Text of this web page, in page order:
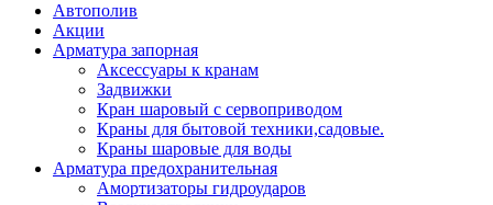
Автополив
Акции
Арматура запорная
Аксессуары к кранам
Задвижки
Кран шаровый с сервоприводом
Краны для бытовой техники,садовые.
Краны шаровые для воды
Арматура предохранительная
Амортизаторы гидроударов